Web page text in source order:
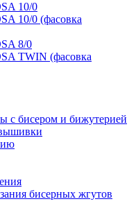
10/0
10/0 (фасовка
8/0
TWIN (фасовка
с бисером и бижутерией
бисерных жгутов